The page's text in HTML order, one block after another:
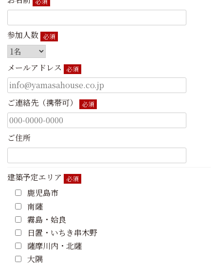
参加人数 必須
メールアドレス 必須
ご連絡先（携帯可） 必須
ご住所
建築予定エリア 必須
鹿児島市
南薩
霧島・姶良
日置・いちき串木野
薩摩川内・北薩
大隅